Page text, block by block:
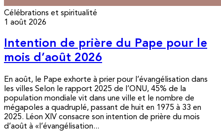
Célébrations et spiritualité
1 août 2026
Intention de prière du Pape pour le
mois d’août 2026
En août, le Pape exhorte à prier pour l’évangélisation dans
les villes Selon le rapport 2025 de l’ONU, 45% de la
population mondiale vit dans une ville et le nombre de
mégapoles a quadruplé, passant de huit en 1975 à 33 en
2025. Léon XIV consacre son intention de prière du mois
d’août à «l’évangélisation...